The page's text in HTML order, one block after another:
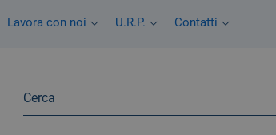
Lavora con noi U.R.P. Contatti